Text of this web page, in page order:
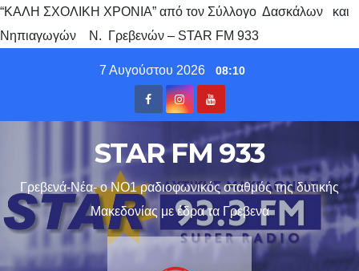
“ΚΑΛΗ ΣΧΟΛΙΚΗ ΧΡΟΝΙΑ” από τον Σύλλογο Δασκάλων και
Νηπιαγωγών Ν. Γρεβενών – STAR FM 933
7 Αυγούστου 2026 08:10
STAR FM 933
Γρεβενά-Νέα- ο ΝΟ1 ραδιοφωνικός σταθμός της δυτικής
Μακεδονίας με έδρα τα Γρεβενα